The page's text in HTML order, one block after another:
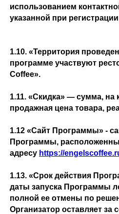
использованием
указанной при
1.10. «Территория
программе участвуют
Coffee».
1.11. «Скидка» — сумма, на
продажная цена товара,
1.12 «Сайт Программы» -
Программы,
адресу https://
1.13. «Срок действия
даты запуска Программы
полной ее отмены по
Организатор оставляет за